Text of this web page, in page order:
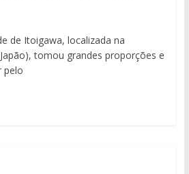
de Itoigawa, localizada na
tomou grandes proporções e
pelo